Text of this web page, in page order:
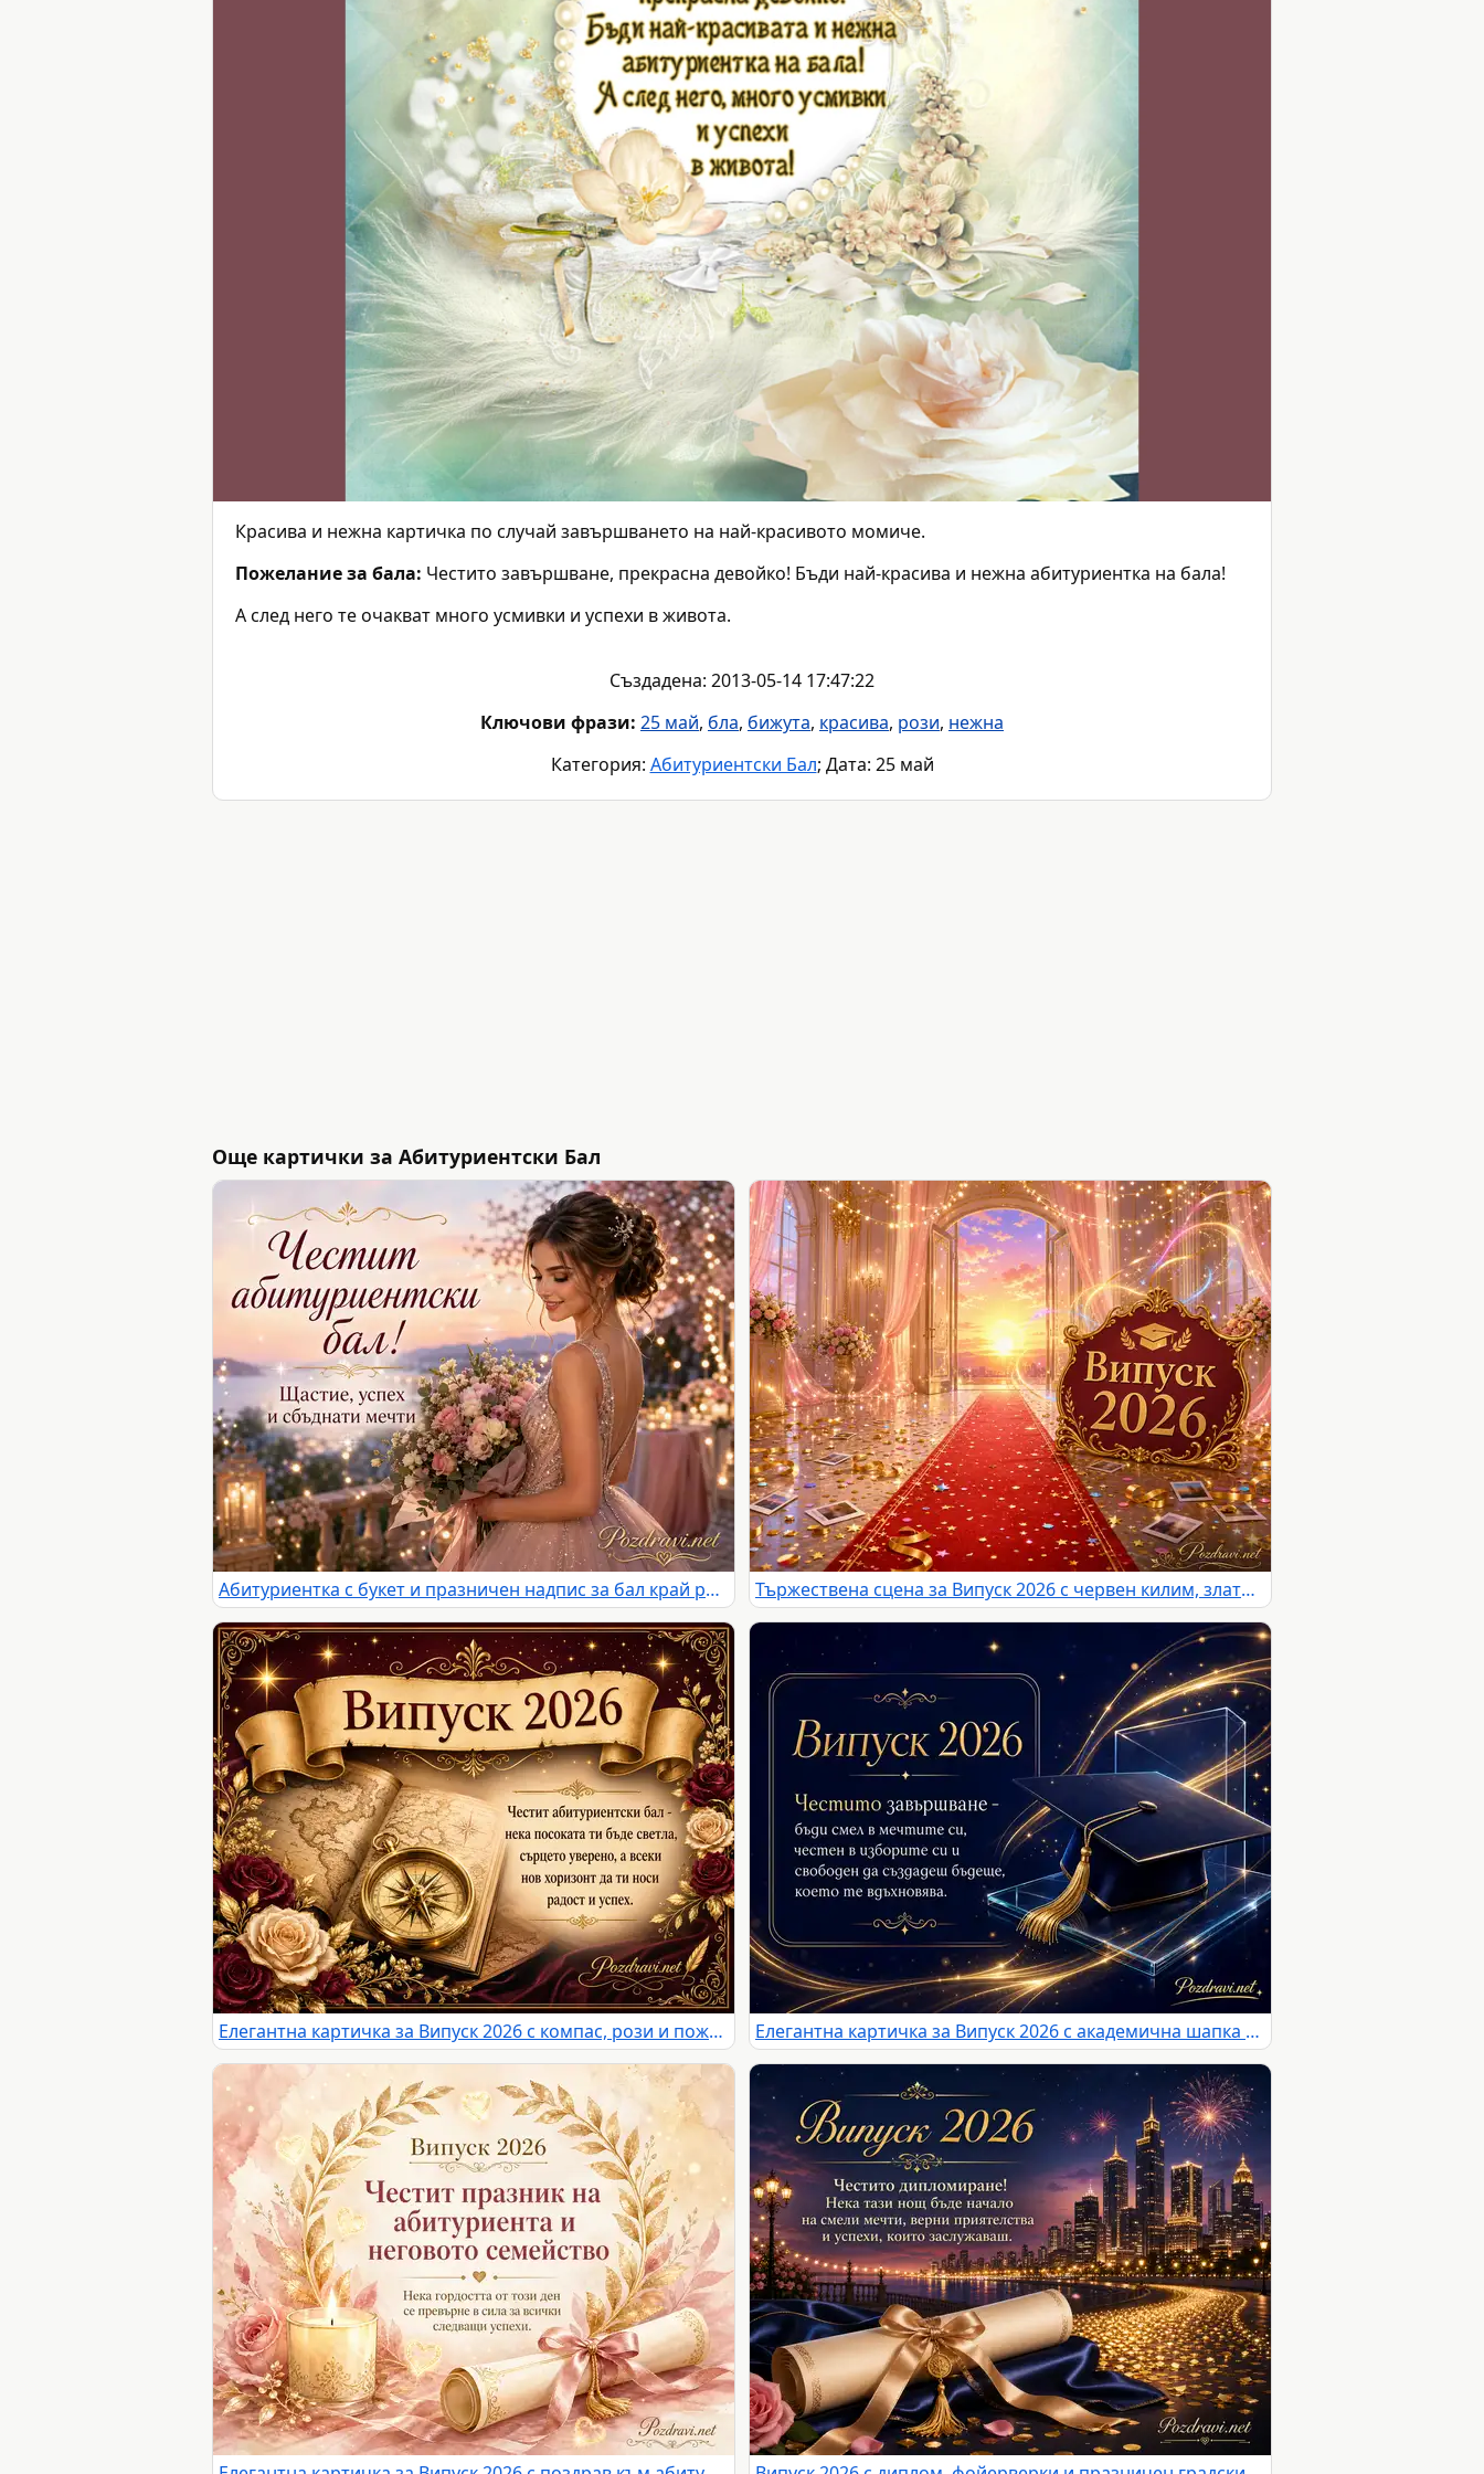
Красива и нежна картичка по случай завършването на най-красивото момиче.
Пожелание за бала: Честито завършване, прекрасна девойко! Бъди най-красива и нежна абитуриентка на бала!
А след него те очакват много усмивки и успехи в живота.
Създадена: 2013-05-14 17:47:22
Ключови фрази: 25 май, бла, бижута, красива, рози, нежна
Категория: Абитуриентски Бал; Дата: 25 май
Още картички за Абитуриентски Бал
Абитуриентка с букет и празничен надпис за бал край романтичен залез Тържествена сцена за Випуск 2026 с червен килим, златна украса и залез
Елегантна картичка за Випуск 2026 с компас, рози и пожелание за абитуриентски бал Елегантна картичка за Випуск 2026 с академична шапка и вдъхновяващо послание